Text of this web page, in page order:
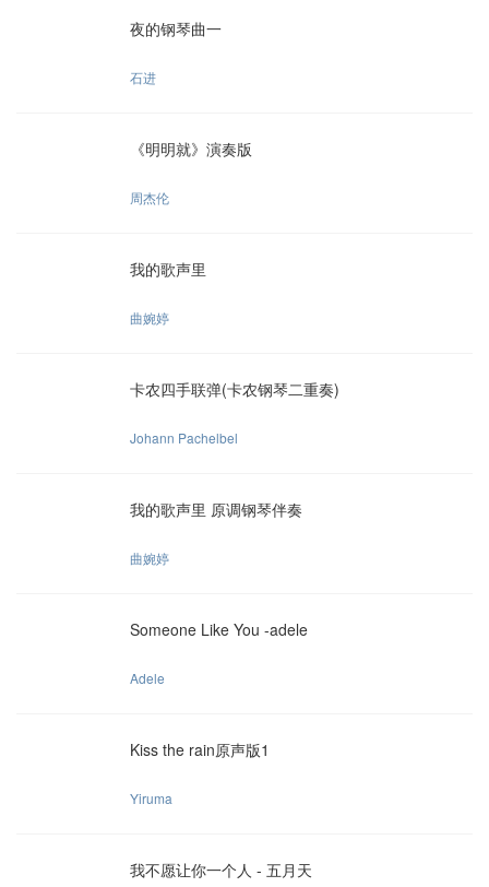
夜的钢琴曲一
石进
《明明就》演奏版
周杰伦
我的歌声里
曲婉婷
卡农四手联弹(卡农钢琴二重奏)
Johann Pachelbel
我的歌声里 原调钢琴伴奏
曲婉婷
Someone Like You -adele
Adele
Kiss the rain原声版1
Yiruma
我不愿让你一个人 - 五月天